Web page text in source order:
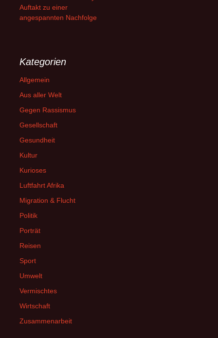
Auftakt zu einer
angespannten Nachfolge
Kategorien
Allgemein
Aus aller Welt
Gegen Rassismus
Gesellschaft
Gesundheit
Kultur
Kurioses
Luftfahrt Afrika
Migration & Flucht
Politik
Porträt
Reisen
Sport
Umwelt
Vermischtes
Wirtschaft
Zusammenarbeit